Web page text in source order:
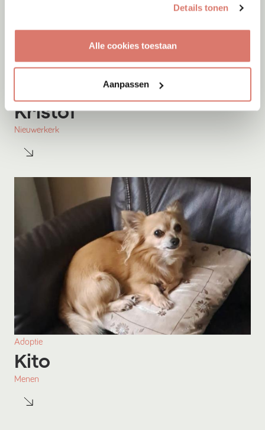
Details tonen
Alle cookies toestaan
Aanpassen
Kristof
Nieuwerkerk
Adoptie
Kito
Menen